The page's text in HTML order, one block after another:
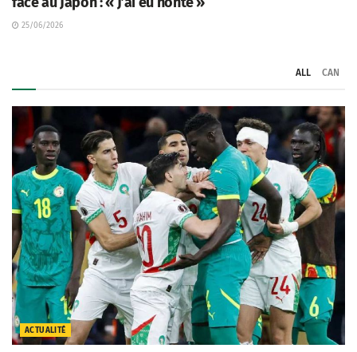
25/06/2026
ALL CAN
ACTUALITÉ